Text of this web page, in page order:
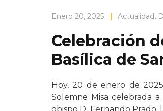
Enero 20, 2025 | Actualidad,
Celebración
Basílica de
Hoy, 20 de enero de
Solemne Misa celebrada
obispo D. Fernando